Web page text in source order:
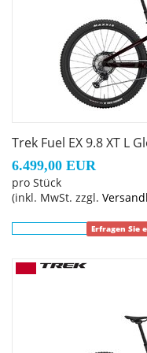
Dämpferaufnahme,
BSA 73, ISCG 05, ABP,
Rahmengröße: XXL
Rahmenmaterial: Carbon
Gangschaltung:
Anzahl Gänge: 1
Schalthebel: Shimano
Hinterradbremse:
hydraulische 4-Kolben-
Shimano RT86, 6-
Trek Fuel EX 9.8 XT L
6.499,00 EUR
pro Stück
(inkl. MwSt. zzgl.
Erfragen Sie